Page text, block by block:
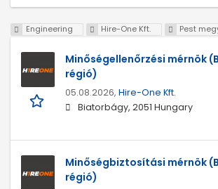
Engineering Hire-One Kft. Pest
Minőségellenőrzési mérnök
régió)
05.08.2026, Hire-One Kft.
Biatorbágy, 2051 Hungary
Minőségbiztosítási mérnök
régió)